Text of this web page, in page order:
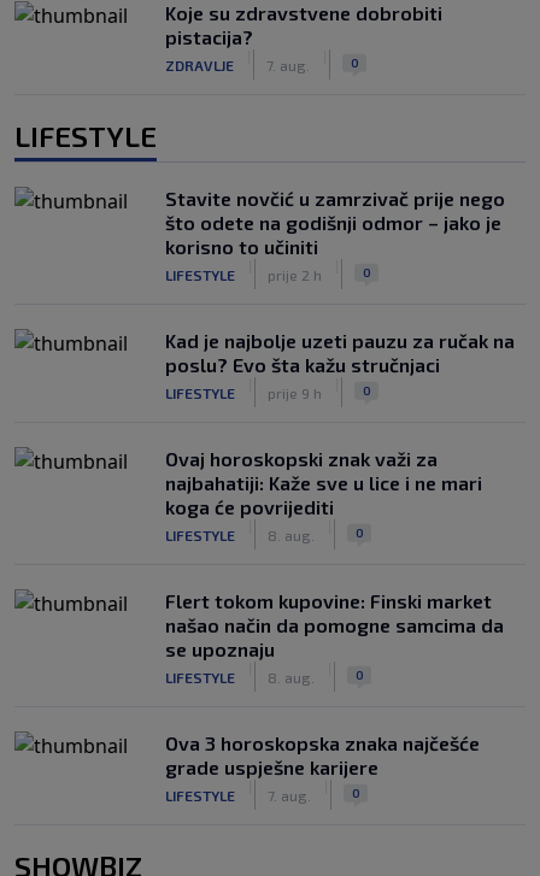
Koje su zdravstvene dobrobiti
pistacija?
ZDRAVLJE 7. aug. 0
LIFESTYLE
Stavite novčić u zamrzivač prije nego
što odete na godišnji odmor – jako je
korisno to učiniti
LIFESTYLE prije 2 h 0
Kad je najbolje uzeti pauzu za ručak na
poslu? Evo šta kažu stručnjaci
LIFESTYLE prije 9 h 0
Ovaj horoskopski znak važi za
najbahatiji: Kaže sve u lice i ne mari
koga će povrijediti
LIFESTYLE 8. aug. 0
Flert tokom kupovine: Finski market
našao način da pomogne samcima da
se upoznaju
LIFESTYLE 8. aug. 0
Ova 3 horoskopska znaka najčešće
grade uspješne karijere
LIFESTYLE 7. aug. 0
SHOWBIZ